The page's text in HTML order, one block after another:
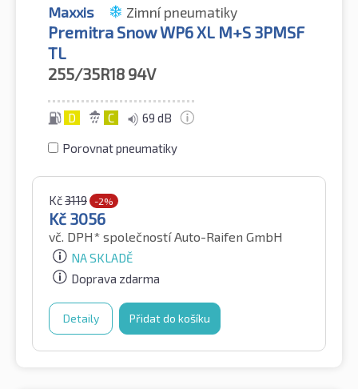
Maxxis Zimní pneumatiky
Premitra Snow WP6 XL M+S 3PMSF
TL
255/35R18 94V
D C 69 dB
Porovnat pneumatiky
Kč3119 -2%
Kč 3056
vč. DPH* společností Auto-Raifen GmbH
NA SKLADĚ
Doprava zdarma
Detaily Přidat do košíku